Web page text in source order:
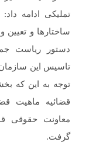
تملیکی ادامه
ساختارها و
دستور ریاست
توجه به این که
قضائیه ماهیت
معاونت حقوقی
گرفت.